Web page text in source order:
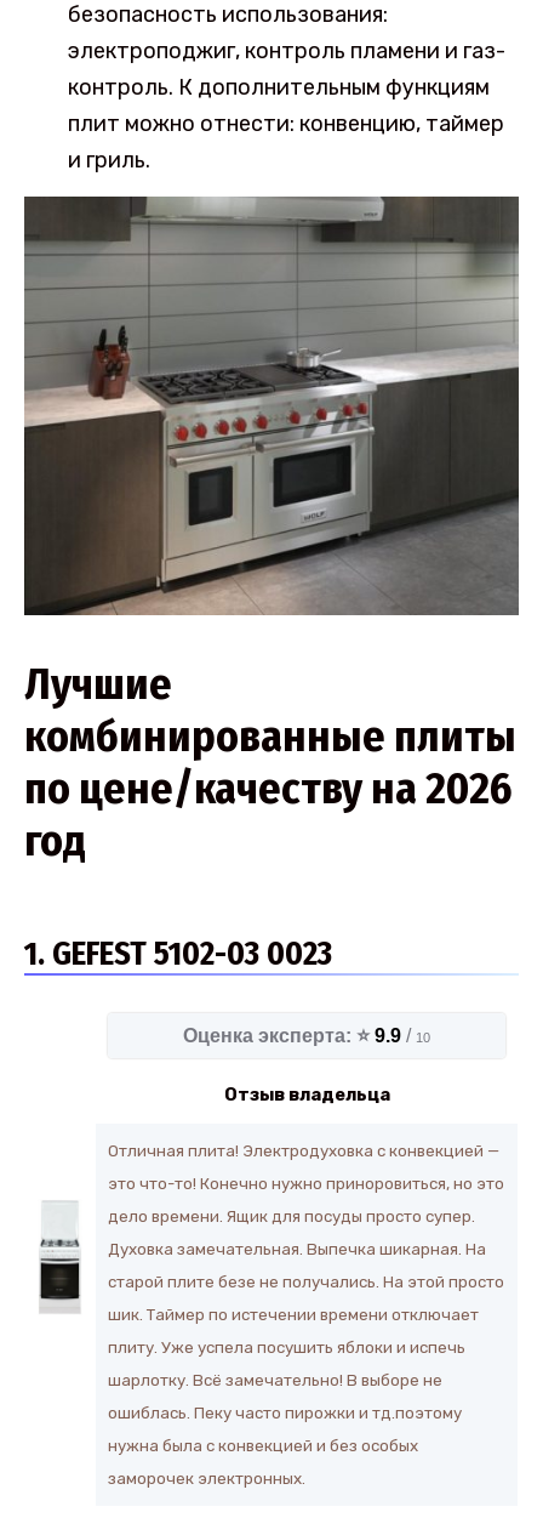
безопасность использования:
электроподжиг, контроль пламени и газ-
контроль. К дополнительным функциям
плит можно отнести: конвенцию, таймер
и гриль.
Лучшие
комбинированные плиты
по цене/качеству на 2026
год
1. GEFEST 5102-03 0023
Оценка эксперта: ⭐ 9.9 / 10
Отзыв владельца
Отличная плита! Электродуховка с конвекцией —
это что-то! Конечно нужно приноровиться, но это
дело времени. Ящик для посуды просто супер.
Духовка замечательная. Выпечка шикарная. На
старой плите безе не получались. На этой просто
шик. Таймер по истечении времени отключает
плиту. Уже успела посушить яблоки и испечь
шарлотку. Всё замечательно! В выборе не
ошиблась. Пеку часто пирожки и тд.поэтому
нужна была с конвекцией и без особых
заморочек электронных.